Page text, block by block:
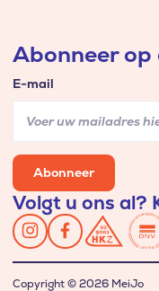
Abonneer op
E-mail
Abonneer
Volgt u ons al?
Copyright © 2026 MeiJo